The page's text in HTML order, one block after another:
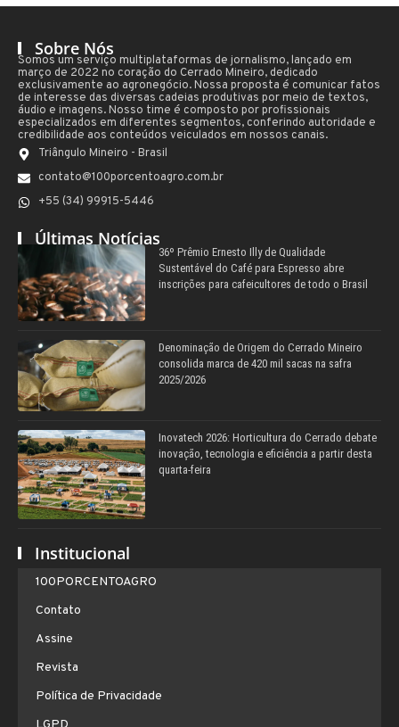
Sobre Nós
Somos um serviço multiplataformas de jornalismo, lançado em
março de 2022 no coração do Cerrado Mineiro, dedicado
exclusivamente ao agronegócio. Nossa proposta é comunicar fatos
de interesse das diversas cadeias produtivas por meio de textos,
áudio e imagens. Nosso time é composto por profissionais
especializados em diferentes segmentos, conferindo autoridade e
credibilidade aos conteúdos veiculados em nossos canais.
Triângulo Mineiro - Brasil
contato@100porcentoagro.com.br
+55 (34) 99915-5446
Últimas Notícias
36º Prêmio Ernesto Illy de Qualidade
Sustentável do Café para Espresso abre
inscrições para cafeicultores de todo o Brasil
Denominação de Origem do Cerrado Mineiro
consolida marca de 420 mil sacas na safra
2025/2026
Inovatech 2026: Horticultura do Cerrado debate
inovação, tecnologia e eficiência a partir desta
quarta-feira
Institucional
100PORCENTOAGRO
Contato
Assine
Revista
Política de Privacidade